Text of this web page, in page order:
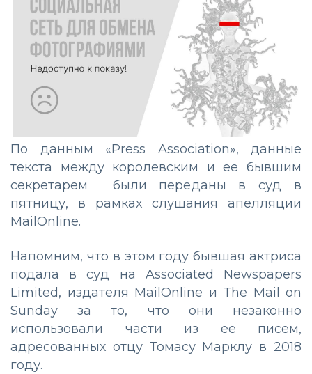
По данным «Press Association», данные
текста между королевским и ее бывшим
секретарем были переданы в суд в
пятницу, в рамках слушания апелляции
MailOnline.
Напомним, что в этом году бывшая актриса
подала в суд на Associated Newspapers
Limited, издателя MailOnline и The Mail on
Sunday за то, что они незаконно
использовали части из ее писем,
адресованных отцу Томасу Марклу в 2018
году.